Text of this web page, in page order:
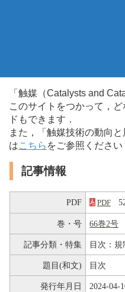
「触媒（Catalysts and
このサイトをつかって，
ドもできます．
また，「触媒技術の動向
はこちら をご参照ください
記事情報
PDF PDF
巻・号 66巻2号
記事分類・特集 目次：
題目(和文) 目次
発行年月日 2024-04-